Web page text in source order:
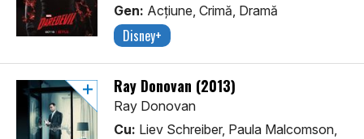
Gen: Acţiune, Crimă, Dramă
Disney+
Ray Donovan (2013)
Ray Donovan
Cu: Liev Schreiber, Paula Malcomson,